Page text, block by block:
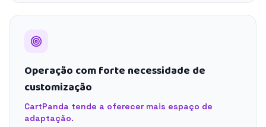
Operação com forte necessidade de
customização
CartPanda tende a oferecer mais espaço de
adaptação.